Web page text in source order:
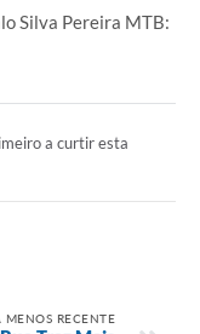
Silva Pereira MTB:
a curtir esta
MENOS RECENTE